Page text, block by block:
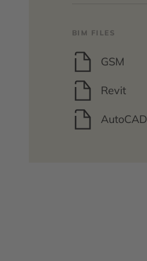
BIM FILES
GSM
Revit
AutoCAD